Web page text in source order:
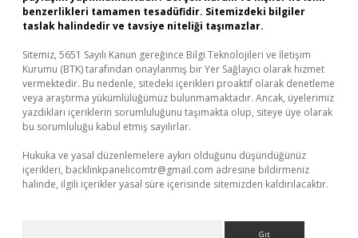
benzerlikleri tamamen tesadüfidir. Sitemizdeki bilgiler
taslak halindedir ve tavsiye niteliği taşımazlar.
Sitemiz, 5651 Sayılı Kanun gereğince Bilgi Teknolojileri ve İletişim
Kurumu (BTK) tarafından onaylanmış bir Yer Sağlayıcı olarak hizmet
vermektedir. Bu nedenle, sitedeki içerikleri proaktif olarak denetleme
veya araştırma yükümlülüğümüz bulunmamaktadır. Ancak, üyelerimiz
yazdıkları içeriklerin sorumluluğunu taşımakta olup, siteye üye olarak
bu sorumluluğu kabul etmiş sayılırlar.
Hukuka ve yasal düzenlemelere aykırı olduğunu düşündüğünüz
içerikleri, backlinkpanelicomtr@gmail.com adresine bildirmeniz
halinde, ilgili içerikler yasal süre içerisinde sitemizden kaldırılacaktır.